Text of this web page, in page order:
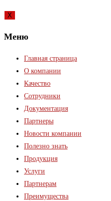
X
Меню
Главная страница
О компании
Качество
Сотрудники
Документация
Партнеры
Новости компании
Полезно знать
Продукция
Услуги
Партнерам
Преимущества